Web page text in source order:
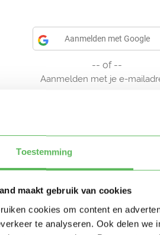
Toestemming
maakt gebruik van cookies
cookies om content en
te analyseren. Ook delen we
Aanmelden met Google
-- of --
Aanmelden met je e-